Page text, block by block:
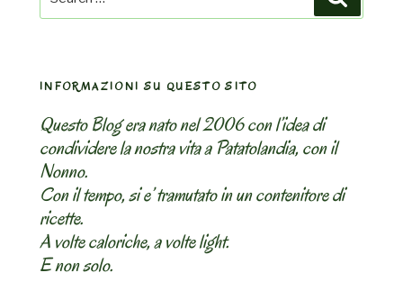
for:
INFORMAZIONI SU QUESTO SITO
Questo Blog era nato nel 2006 con l’idea di
condividere la nostra vita a Patatolandia, con il
Nonno.
Con il tempo, si e’ tramutato in un contenitore di
ricette.
A volte caloriche, a volte light.
E non solo.